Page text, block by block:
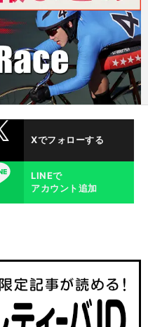
Xでフォローする
LINEで
アカウント追加